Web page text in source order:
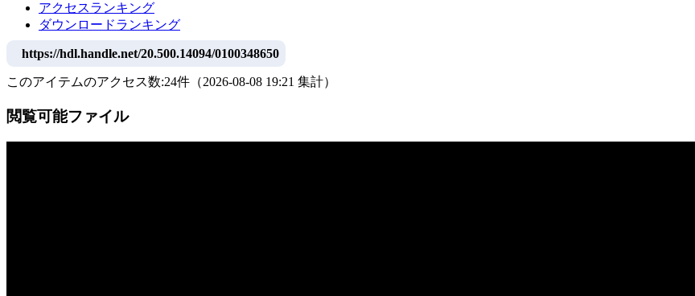
アクセスランキング
ダウンロードランキング
https://hdl.handle.net/20.500.14094/0100348650
このアイテムのアクセス数:24件 （2026-08-08 19:21 集計）
閲覧可能ファイル